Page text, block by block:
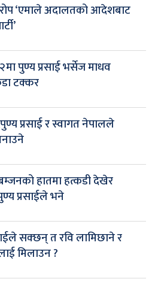
‘एमाले अदालतको आदेशबाट
पुण्य प्रसाई भर्सेज माधव
टक्कर
प्रसाई र स्वागत नेपालले
हातमा हत्कडी देखेर
प्रसाईले भने
सक्छन् त रवि लामिछाने र
मिलाउन ?